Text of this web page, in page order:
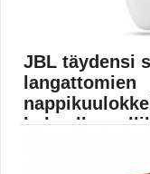
JBL täydensi
langattomien
kolmella